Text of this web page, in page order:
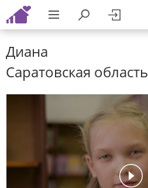
Диана
Саратовская область